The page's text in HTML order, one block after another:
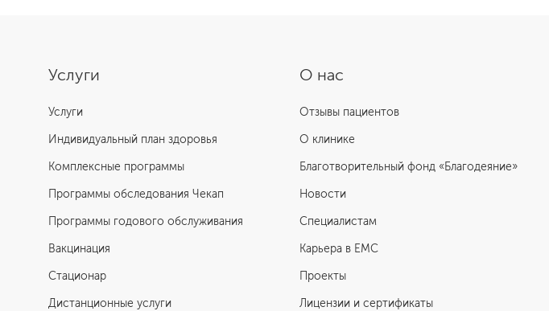
О нас
Отзывы пациентов
О клинике
Благотворительный фонд «Благодеяние»
Новости
Специалистам
Карьера в ЕМС
Проекты
Лицензии и сертификаты
Услуги
Услуги
Индивидуальный план здоровья
Комплексные программы
Программы обследования Чекап
Программы годового обслуживания
Вакцинация
Стационар
Дистанционные услуги